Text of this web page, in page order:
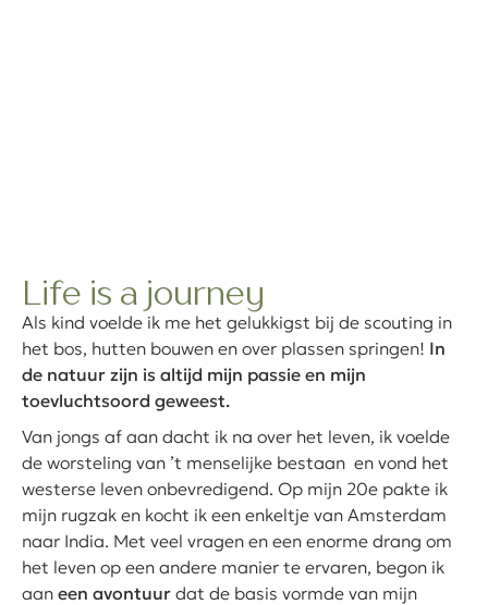
Life is a journey
Als kind voelde ik me het gelukkigst bij de scouting in
het bos, hutten bouwen en over plassen springen! In
de natuur zijn is altijd mijn passie en mijn
toevluchtsoord geweest.
Van jongs af aan dacht ik na over het leven, ik voelde
de worsteling van ’t menselijke bestaan en vond het
westerse leven onbevredigend. Op mijn 20e pakte ik
mijn rugzak en kocht ik een enkeltje van Amsterdam
naar India. Met veel vragen en een enorme drang om
het leven op een andere manier te ervaren, begon ik
aan een avontuur dat de basis vormde van mijn